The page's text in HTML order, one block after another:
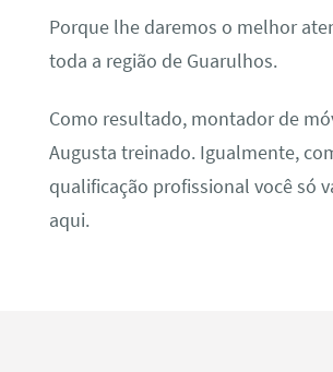
Porque lhe daremos o melhor
toda a região de Guarulhos.
Como resultado, montador de
Augusta treinado. Igualmente,
qualificação profissional você só
aqui.